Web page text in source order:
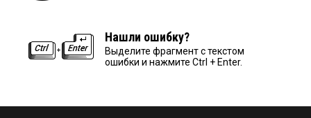
Нашли ошибку?
Выделите фрагмент с текстом
ошибки и нажмите Ctrl + Enter.